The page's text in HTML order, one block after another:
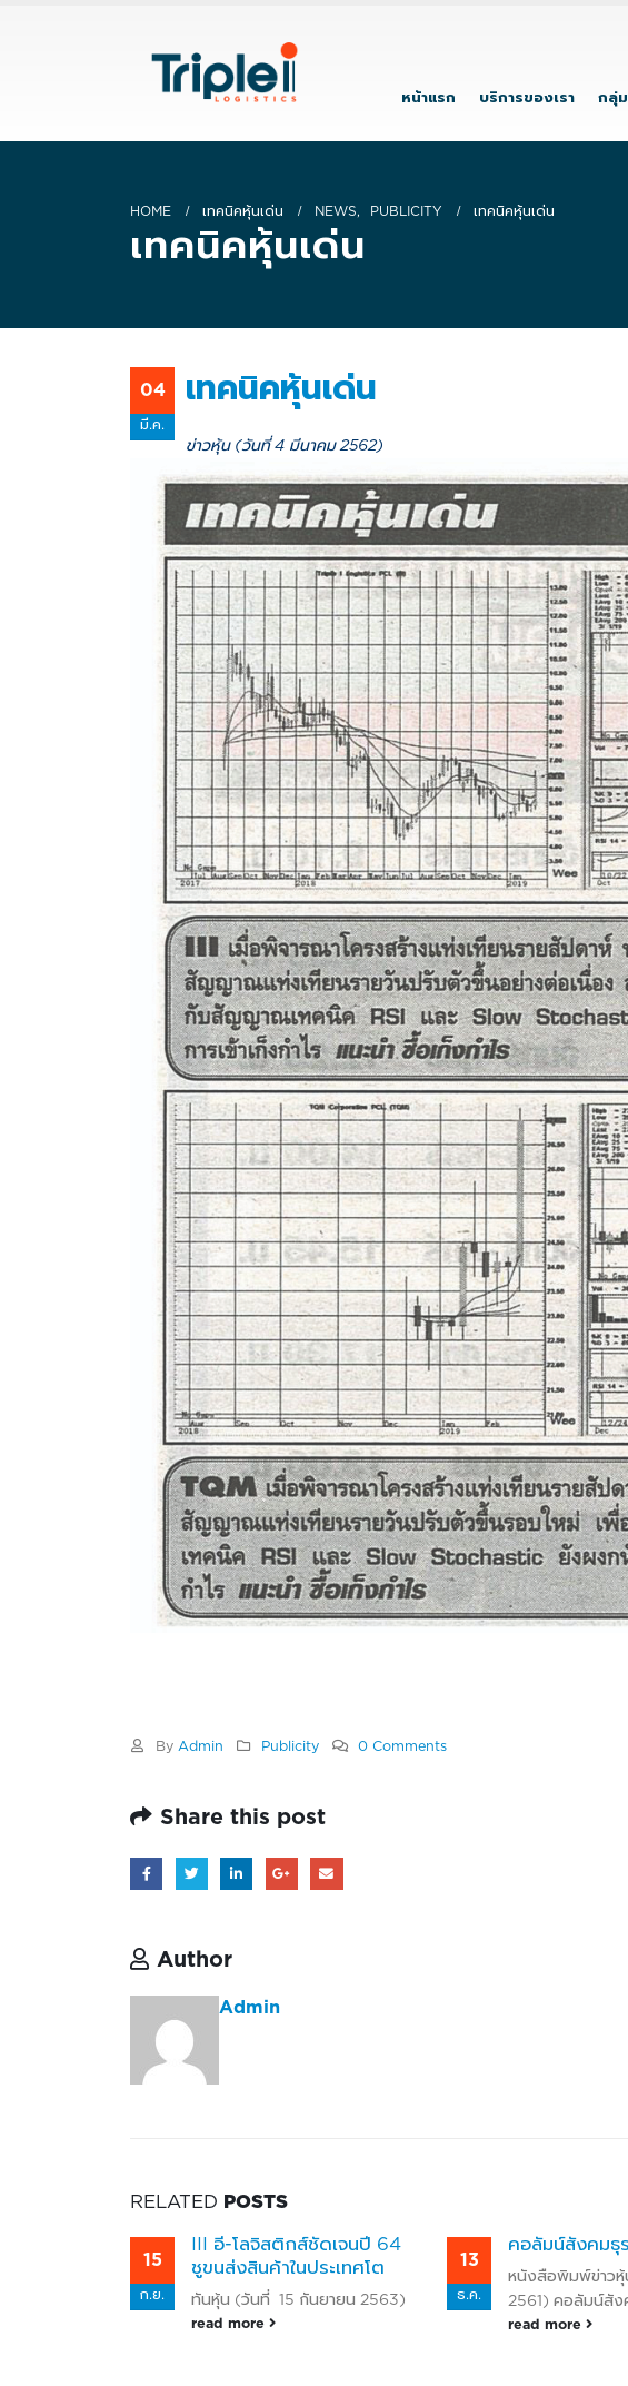
หน้าแรก บริการของเรา กลุ่
HOME เทคนิคหุ้นเด่น NEWS, PUBLICITY เทคนิคหุ้นเด่น
เทคนิคหุ้นเด่น
04
มี.ค.
เทคนิคหุ้นเด่น
ข่าวหุ้น (วันที่ 4 มีนาคม 2562)
By Admin Publicity 0 Comments
Share this post
Author
Admin
RELATED POSTS
13
ธ.ค.
คอลัมน์สังคมธุรกิจ
หนังสือพิมพ์ข่าวหุ้น (13 ธันวาคม
2561) คอลัมน์สังคมธุรกิจ
read more
03
ส.ค.
ทริพเพิล ไอ ยัน
เอเชีย" หยุดบิ
Cargo Flight
https://